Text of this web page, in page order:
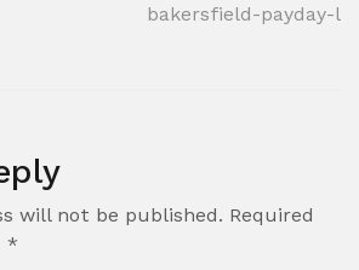
bakersfield-payday-l
will not be published. Required
*